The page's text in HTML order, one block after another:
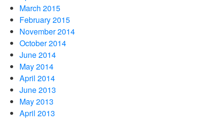
March 2015
February 2015
November 2014
October 2014
June 2014
May 2014
April 2014
June 2013
May 2013
April 2013